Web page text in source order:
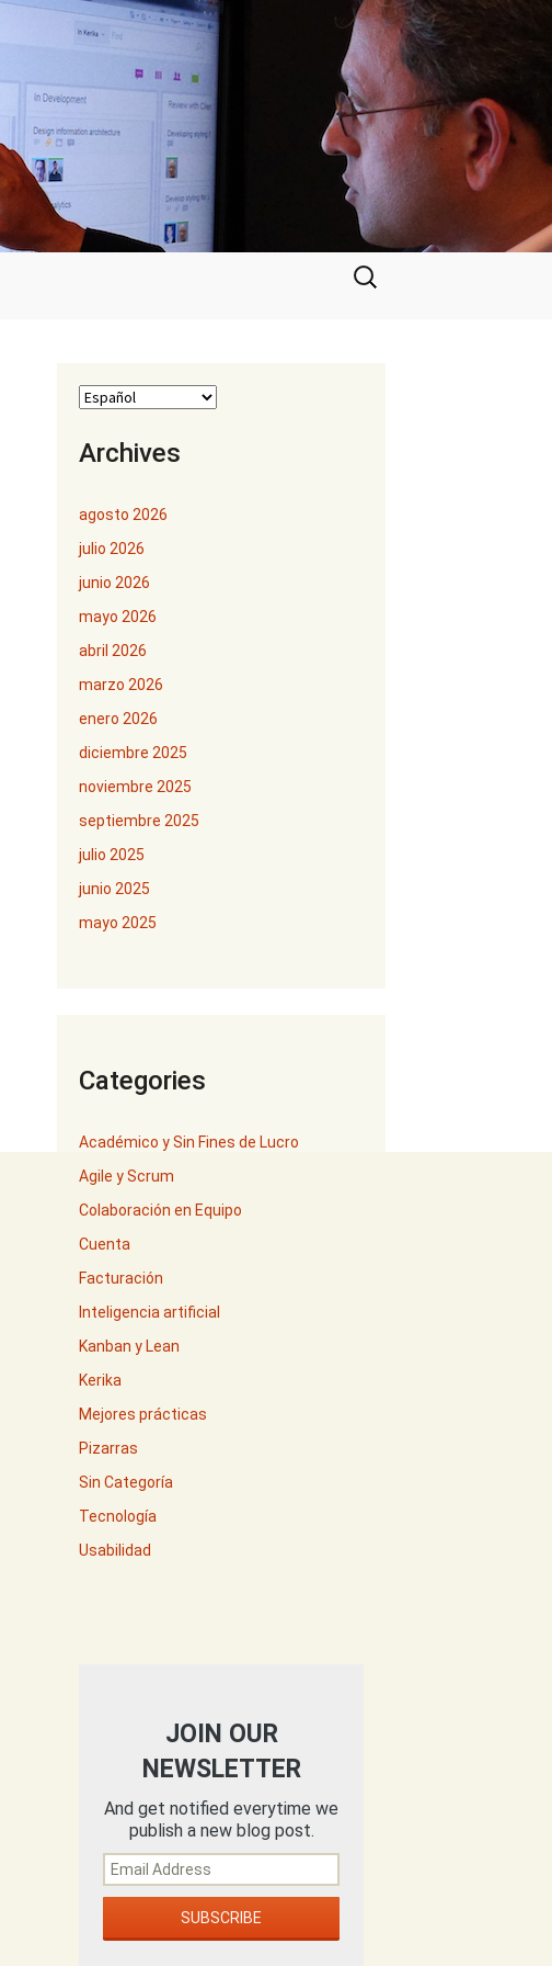
Buscar:
Archives
agosto 2026
julio 2026
junio 2026
mayo 2026
abril 2026
marzo 2026
enero 2026
diciembre 2025
noviembre 2025
septiembre 2025
julio 2025
junio 2025
mayo 2025
Categories
Académico y Sin Fines de Lucro
Agile y Scrum
Colaboración en Equipo
Cuenta
Facturación
Inteligencia artificial
Kanban y Lean
Kerika
Mejores prácticas
Pizarras
Sin Categoría
Tecnología
Usabilidad
JOIN OUR
NEWSLETTER
And get notified everytime we
publish a new blog post.